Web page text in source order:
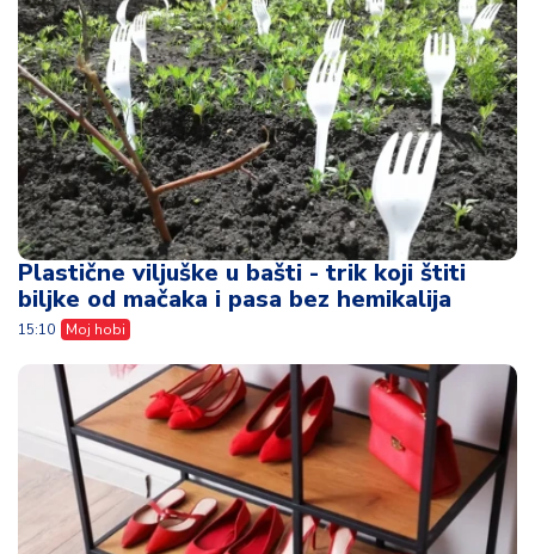
Plastične viljuške u bašti - trik koji štiti
biljke od mačaka i pasa bez hemikalija
15:10 Moj hobi